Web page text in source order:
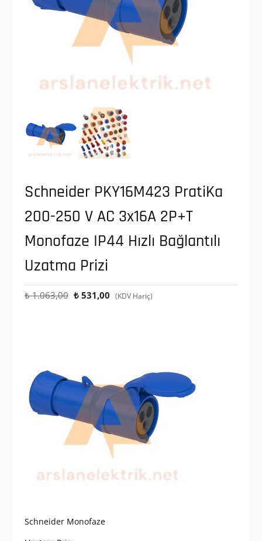
Schneider PKY16M423 PratiKa
200-250 V AC 3x16A 2P+T
Monofaze IP44 Hızlı Bağlantılı
Uzatma Prizi
₺1.063,00 Orijinal
₺531,00 Şu
(KDV Hariç)
Schneider Monofaze